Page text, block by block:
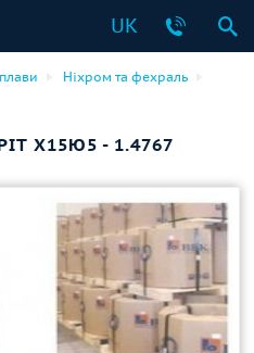
UK
Ніхром та фехраль
Х15Ю5 - 1.4767